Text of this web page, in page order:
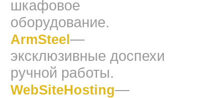
шкафовое
оборудование.
ArmSteel —
эксклюзивные доспехи
ручной работы.
WebSiteHosting—